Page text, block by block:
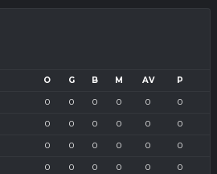
O G B M AV P
0 0 0 0 0 0
0 0 0 0 0 0
0 0 0 0 0 0
0 0 0 0 0 0